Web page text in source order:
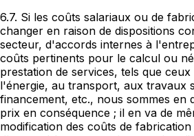
6.7. Si les coûts salariaux ou de
changer en raison de dispositions
secteur, d'accords internes à
coûts pertinents pour le calcul ou
prestation de services, tels que
l'énergie, au transport, aux travaux
financement, etc., nous sommes en
prix en conséquence ; il en va de
modification des coûts de